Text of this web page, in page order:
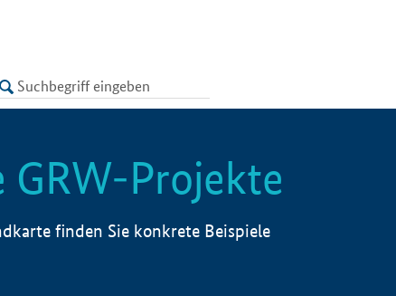
GRW-Projekte
finden Sie konkrete Beispiele